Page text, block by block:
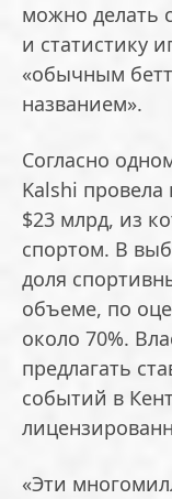
можно делать
и статистику
«обычным
названием».
Согласно
Kalshi провела
$23 млрд, из
спортом. В
доля
объеме, по
около 70%.
предлагать
событий в
«Эти